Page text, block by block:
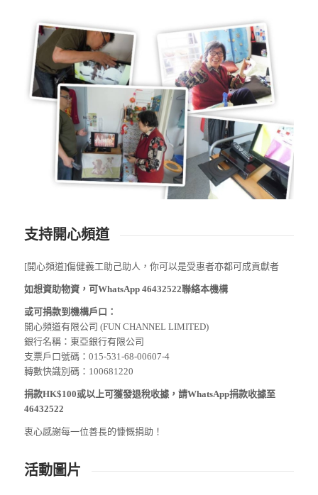
支持開心頻道
[開心頻道]傷健義工助己助人，你可以是受惠者亦都可成貢獻者
如想資助物資，可WhatsApp 46432522聯絡本機構
或可捐款到機構戶口：
開心頻道有限公司 (FUN CHANNEL LIMITED)
銀行名稱：東亞銀行有限公司
支票戶口號碼：015-531-68-00607-4
轉數快識別碼：100681220
捐款HK$100或以上可獲發退稅收據，請WhatsApp捐款收據至
46432522
衷心感謝每一位善長的慷慨捐助！
活動圖片